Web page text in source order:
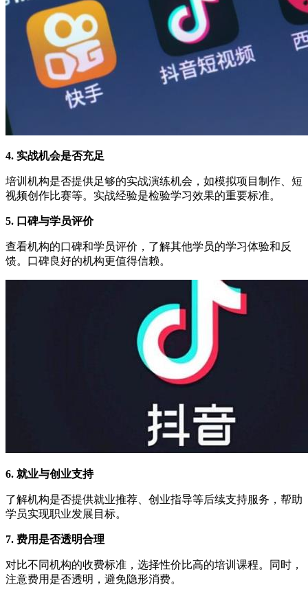
4. 实战机会是否充足
培训机构是否提供足够的实战演练机会，如模拟项目制作、短
视频创作比赛等。实战经验是检验学习效果的重要标准。
5. 口碑与学员评价
查看机构的口碑和学员评价，了解其他学员的学习体验和反
馈。口碑良好的机构更值得信赖。
6. 就业与创业支持
了解机构是否提供就业推荐、创业指导等后续支持服务，帮助
学员实现职业发展目标。
7. 费用是否透明合理
对比不同机构的收费标准，选择性价比高的培训课程。同时，
注意费用是否透明，避免隐形消费。